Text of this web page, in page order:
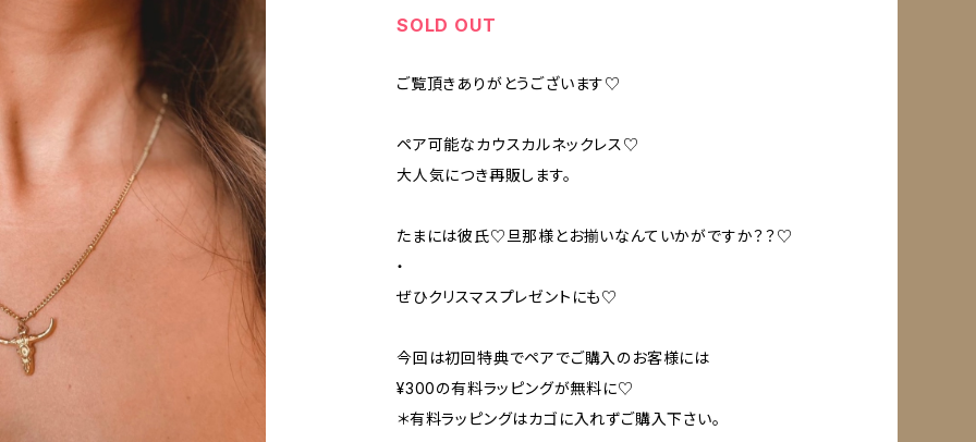
SOLD OUT
ご覧頂きありがとうございます♡
ペア可能なカウスカルネックレス♡
大人気につき再販します。
たまには彼氏♡旦那様とお揃いなんていかがですか？？♡
・
ぜひクリスマスプレゼントにも♡
今回は初回特典でペアでご購入のお客様には
¥300の有料ラッピングが無料に♡
＊有料ラッピングはカゴに入れずご購入下さい。